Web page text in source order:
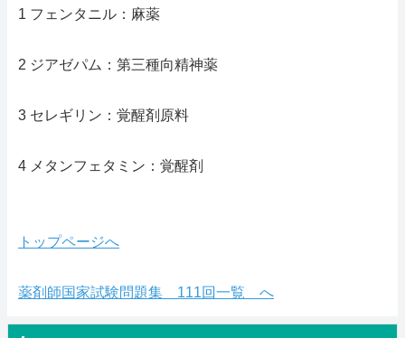
1 フェンタニル：麻薬
2 ジアゼパム：第三種向精神薬
3 セレギリン：覚醒剤原料
4 メタンフェタミン：覚醒剤
トップページへ
薬剤師国家試験問題集 111回一覧 へ